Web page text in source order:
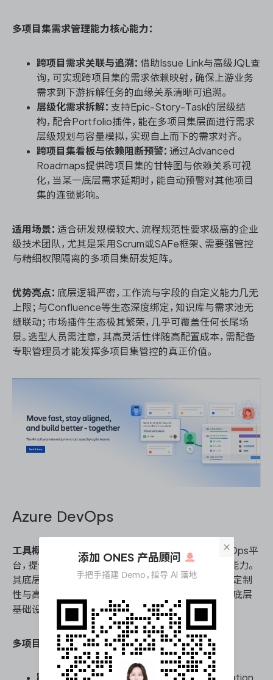
多项目集需求管理能力核心能力：
跨项目需求关联与追溯： 借助Issue Link与高级JQL查
询，可实现跨项目集的需求依赖映射，确保上游业务
需求到下游拆解任务的血缘关系清晰可追溯。
层级化需求拆解： 支持Epic-Story-Task的层级结
构，配合Portfolio插件，能在多项目集层面进行需求
层级规划与容量模拟，实现自上而下的需求对齐。
跨项目集看板与依赖阻断预警： 通过Advanced
Roadmaps提供跨项目集的甘特图与依赖关系可视
化，当某一底层需求延期时，能自动预警对其他项目
集的连锁影响。
适用场景： 适合研发规模较大、流程规范性要求极高的企业
级技术团队，尤其是采用Scrum或SAFe框架、需要强管控
与精细权限隔离的多项目集研发矩阵。
优势亮点： 底层逻辑严密，工作流与字段的自定义能力几无
上限；与Confluence等生态深度绑定，知识库与需求池无
缝联动；市场插件生态极其繁荣，几乎可覆盖任何长尾场
景。选型人员需注意，其高灵活性伴随高配置成本，需配备
专职管理员才能发挥多项目集管控的真正价值。
Azure DevOps
工具概况：
Azure DevOps是微软推出的企业级DevOps平
台，提供从需求规划到代码提交、持续部署的全链路能力。
其底层架构设计天然服务于大型研发组织，以流程可定制
性与高阶可追溯性见长，是重工程化与强合规企业的底层
基础设施。
多项目集需求管理能力核心能力：
跨项目集需求层级穿透：借助Area Path与Iteration
×
添加 ONES 产品顾问
手把手搭建 Demo，指导 AI 落地